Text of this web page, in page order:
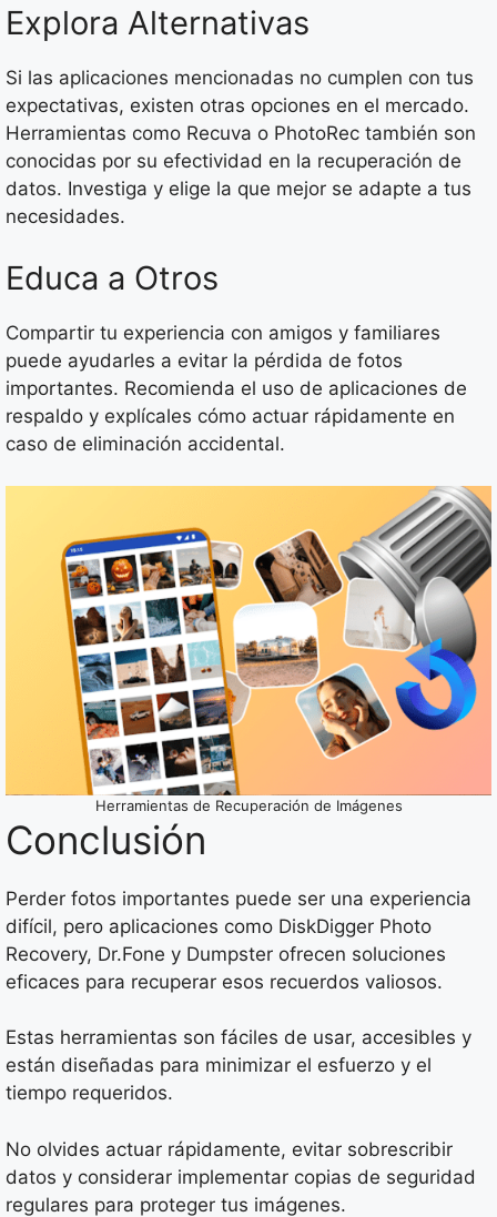
Explora Alternativas
Si las aplicaciones mencionadas no cumplen con tus
expectativas, existen otras opciones en el mercado.
Herramientas como Recuva o PhotoRec también son
conocidas por su efectividad en la recuperación de
datos. Investiga y elige la que mejor se adapte a tus
necesidades.
Educa a Otros
Compartir tu experiencia con amigos y familiares
puede ayudarles a evitar la pérdida de fotos
importantes. Recomienda el uso de aplicaciones de
respaldo y explícales cómo actuar rápidamente en
caso de eliminación accidental.
Herramientas de Recuperación de Imágenes
Conclusión
Perder fotos importantes puede ser una experiencia
difícil, pero aplicaciones como DiskDigger Photo
Recovery, Dr.Fone y Dumpster ofrecen soluciones
eficaces para recuperar esos recuerdos valiosos.
Estas herramientas son fáciles de usar, accesibles y
están diseñadas para minimizar el esfuerzo y el
tiempo requeridos.
No olvides actuar rápidamente, evitar sobrescribir
datos y considerar implementar copias de seguridad
regulares para proteger tus imágenes.